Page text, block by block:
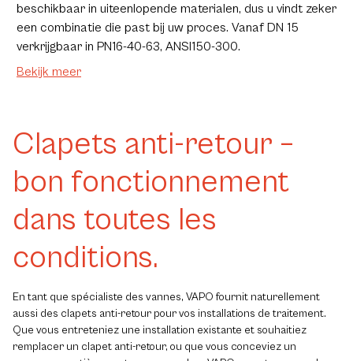
beschikbaar in uiteenlopende materialen, dus u vindt zeker
een combinatie die past bij uw proces. Vanaf DN 15
verkrijgbaar in PN16-40-63, ANSI150-300.
Bekijk meer
Clapets anti-retour –
bon fonctionnement
dans toutes les
conditions.
En tant que spécialiste des vannes, VAPO fournit naturellement
aussi des clapets anti-retour pour vos installations de traitement.
Que vous entreteniez une installation existante et souhaitiez
remplacer un clapet anti-retour, ou que vous conceviez un